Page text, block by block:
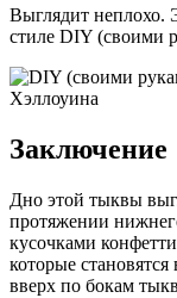
Выглядит неплохо.
стиле DIY (своими
Заключение
Дно этой тыквы
протяжении
кусочками
которые
вверх по бокам